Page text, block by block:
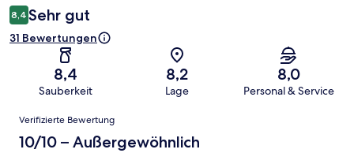
8,4 Sehr gut
31 Bewertungen
8,4
Sauberkeit
8,2
Lage
8,0
Personal & Service
Bewertungen
Verifizierte Bewertung
10/10 – Außergewöhnlich